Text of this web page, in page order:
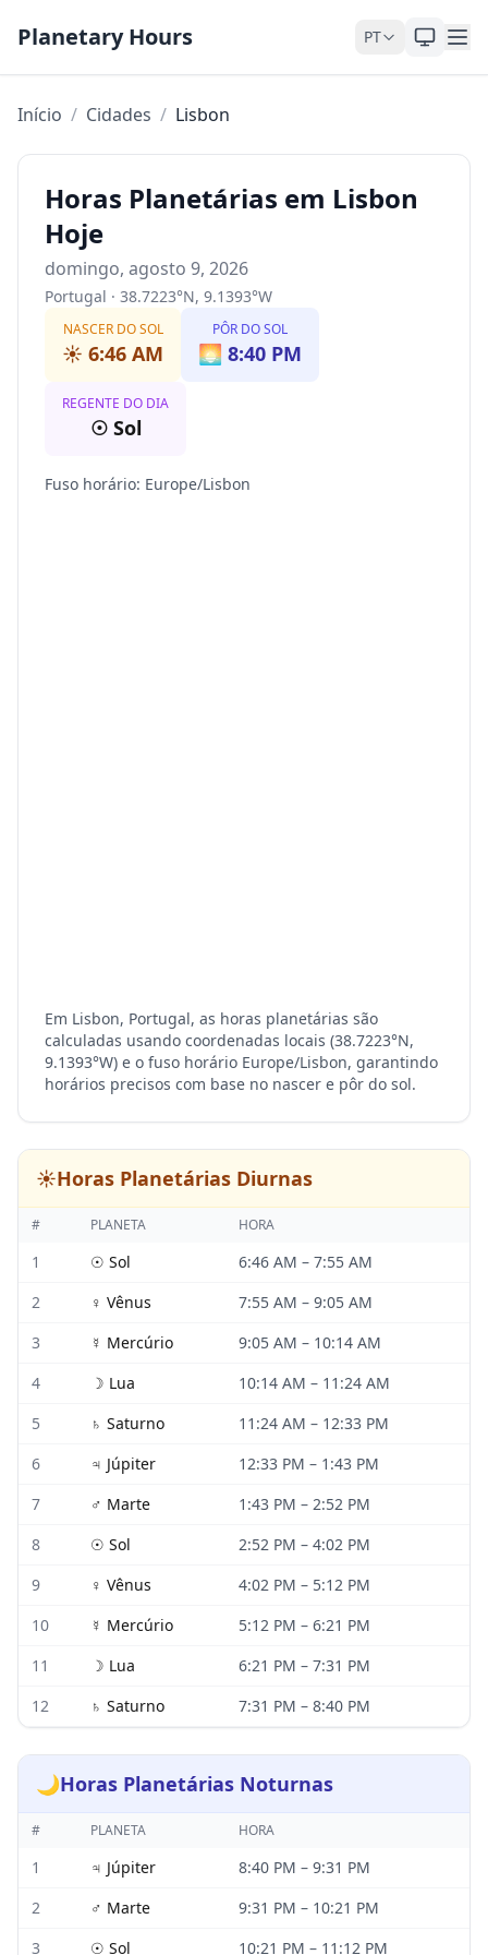
Planetary Hours PT
Início / Cidades / Lisbon
Horas Planetárias em Lisbon
Hoje
domingo, agosto 9, 2026
Portugal · 38.7223°N, 9.1393°W
NASCER DO SOL
☀️ 6:46 AM
PÔR DO SOL
🌅 8:40 PM
REGENTE DO DIA
☉ Sol
Fuso horário: Europe/Lisbon
Em Lisbon, Portugal, as horas planetárias são
calculadas usando coordenadas locais (38.7223°N,
9.1393°W) e o fuso horário Europe/Lisbon, garantindo
horários precisos com base no nascer e pôr do sol.
☀️Horas Planetárias Diurnas
# PLANETA HORA
1 ☉ Sol 6:46 AM – 7:55 AM
2
♀ Vênus 7:55 AM – 9:05 AM
3
☿ Mercúrio 9:05 AM – 10:14 AM
4
☽ Lua 10:14 AM – 11:24 AM
5
♄ Saturno 11:24 AM – 12:33 PM
6
♃ Júpiter 12:33 PM – 1:43 PM
7
♂ Marte 1:43 PM – 2:52 PM
8
☉ Sol 2:52 PM – 4:02 PM
9
♀ Vênus 4:02 PM – 5:12 PM
10
☿ Mercúrio 5:12 PM – 6:21 PM
11
☽ Lua 6:21 PM – 7:31 PM
12
♄ Saturno 7:31 PM – 8:40 PM
🌙Horas Planetárias Noturnas
# PLANETA HORA
1 ♃ Júpiter 8:40 PM – 9:31 PM
2
♂ Marte 9:31 PM – 10:21 PM
3
☉ Sol 10:21 PM – 11:12 PM